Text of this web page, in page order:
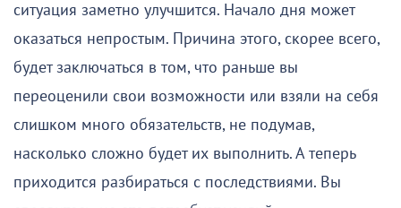
ситуация заметно улучшится. Начало дня может
оказаться непростым. Причина этого, скорее всего,
будет заключаться в том, что раньше вы
переоценили свои возможности или взяли на себя
слишком много обязательств, не подумав,
насколько сложно будет их выполнить. А теперь
приходится разбираться с последствиями. Вы